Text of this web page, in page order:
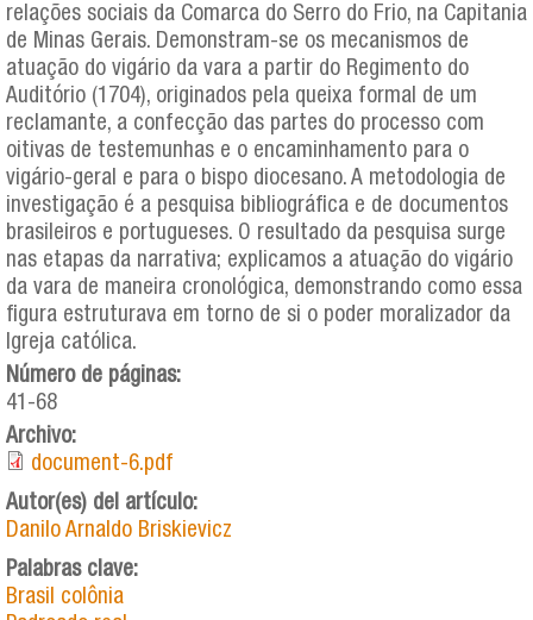
relações sociais da Comarca do Serro do Frio, na Capitania
de Minas Gerais. Demonstram-se os mecanismos de
atuação do vigário da vara a partir do Regimento do
Auditório (1704), originados pela queixa formal de um
reclamante, a confecção das partes do processo com
oitivas de testemunhas e o encaminhamento para o
vigário-geral e para o bispo diocesano. A metodologia de
investigação é a pesquisa bibliográfica e de documentos
brasileiros e portugueses. O resultado da pesquisa surge
nas etapas da narrativa; explicamos a atuação do vigário
da vara de maneira cronológica, demonstrando como essa
figura estruturava em torno de si o poder moralizador da
Igreja católica.
Número de páginas:
41-68
Archivo:
document-6.pdf
Autor(es) del artículo:
Danilo Arnaldo Briskievicz
Palabras clave:
Brasil colônia